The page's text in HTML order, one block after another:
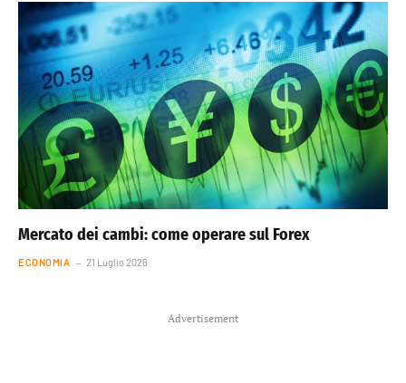
Mercato dei cambi: come operare sul Forex
ECONOMIA 21 Luglio 2026
Advertisement